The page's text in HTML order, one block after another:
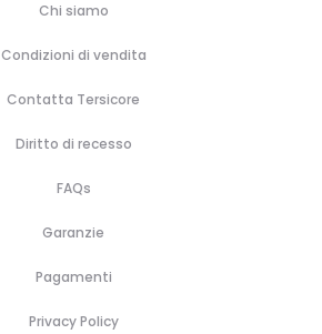
Chi siamo
Condizioni di vendita
Contatta Tersicore
Diritto di recesso
FAQs
Garanzie
Pagamenti
Privacy Policy